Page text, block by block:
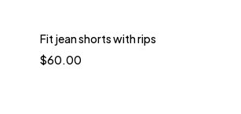
Fit jean shorts with rips
$60.00